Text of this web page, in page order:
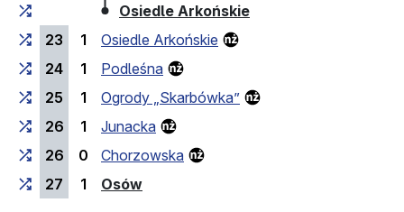
Osiedle Arkońskie(przystanek
23
1
Osiedle Arkońskie
24
1
Podleśna
25
1
Ogrody „Skarbówka”
26
1
Junacka
26
0
Chorzowska
27
1 Osów(przystanek końcowy)